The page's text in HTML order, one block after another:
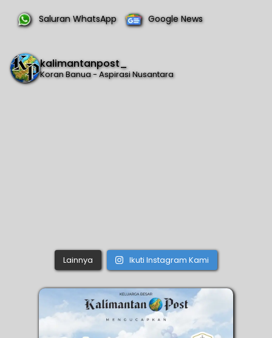
Saluran WhatsApp Google News
kalimantanpost_
Koran Banua - Aspirasi Nusantara
Lainnya Ikuti Instagram Kami